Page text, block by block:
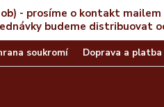
- prosíme o kontakt mailem
budeme distribuovat
soukromí Doprava a platba